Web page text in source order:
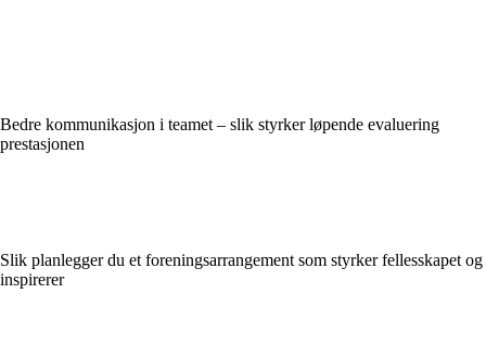
Bedre kommunikasjon i teamet – slik styrker løpende evaluering
prestasjonen
Slik planlegger du et foreningsarrangement som styrker fellesskapet og
inspirerer